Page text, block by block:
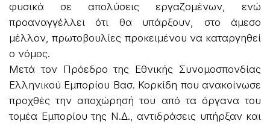
φυσικά σε απολύσεις εργαζομένων, ενώ
προαναγγέλλει ότι θα υπάρξουν, στο άμεσο
μέλλον, πρωτοβουλίες προκειμένου να καταργηθεί
ο νόμος.
Μετά τον Πρόεδρο της Εθνικής Συνομοσπονδίας
Ελληνικού Εμπορίου Βασ. Κορκίδη που ανακοίνωσε
προχθές την αποχώρησή του από τα όργανα του
τομέα Εμπορίου της Ν.Δ., αντιδράσεις υπήρξαν και